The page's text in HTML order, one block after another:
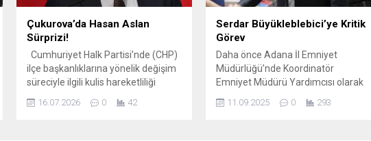
Çukurova’da Hasan Aslan
Sürprizi!
Cumhuriyet Halk Partisi’nde (CHP)
ilçe başkanlıklarına yönelik değişim
süreciyle ilgili kulis hareketliliği
için yeni isimler konuşulmaya
16.07.2026 0 42
Serdar Büyükleblebici’ye Kritik
Görev
Daha önce Adana İl Emniyet
Müdürlüğü’nde Koordinatör
Emniyet Müdürü Yardımcısı olarak
önemli bir göreve atandı. Adana’da
11.09.2025 0 293